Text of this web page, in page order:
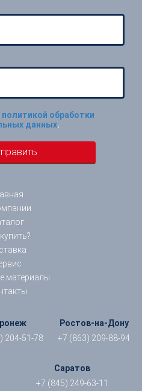
политикой обработки
данных.
материалы
204-51-78
Ростов-на-Дону
+7 (863) 209-88-94
Саратов
+7 (845) 249-63-11